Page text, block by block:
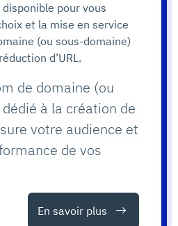
pour vous
et la mise en service
(ou sous-domaine)
d’URL.
de domaine (ou
à la création de
votre audience et
de vos
En savoir plus